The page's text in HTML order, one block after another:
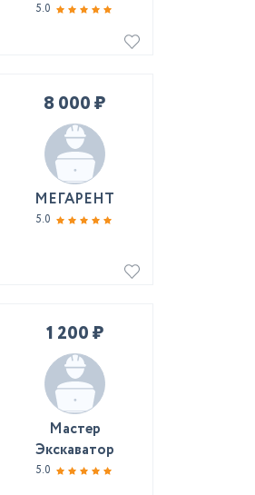
5.0
8 000 ₽
МЕГАРЕНТ
5.0
1 200 ₽
Мастер
Экскаватор
5.0